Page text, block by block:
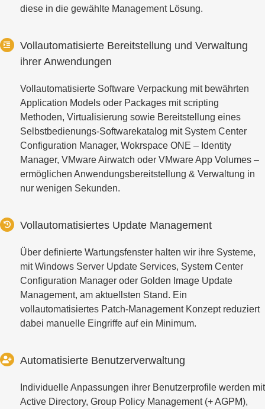
diese in die gewählte Management Lösung.
Vollautomatisierte Bereitstellung und Verwaltung
ihrer Anwendungen
Vollautomatisierte Software Verpackung mit bewährten
Application Models oder Packages mit scripting
Methoden, Virtualisierung sowie Bereitstellung eines
Selbstbedienungs-Softwarekatalog mit System Center
Configuration Manager, Wokrspace ONE – Identity
Manager, VMware Airwatch oder VMware App Volumes –
ermöglichen Anwendungsbereitstellung & Verwaltung in
nur wenigen Sekunden.
Vollautomatisiertes Update Management
Über definierte Wartungsfenster halten wir ihre Systeme,
mit Windows Server Update Services, System Center
Configuration Manager oder Golden Image Update
Management, am aktuellsten Stand. Ein
vollautomatisiertes Patch-Management Konzept reduziert
dabei manuelle Eingriffe auf ein Minimum.
Automatisierte Benutzerverwaltung
Individuelle Anpassungen ihrer Benutzerprofile werden mit
Active Directory, Group Policy Management (+ AGPM),